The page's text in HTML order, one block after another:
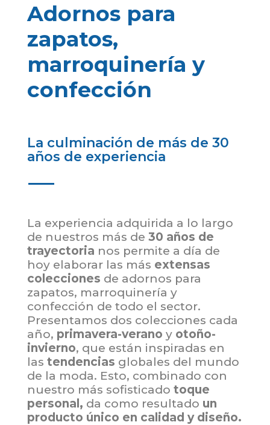
Adornos para
zapatos,
marroquinería y
confección
La culminación de más de 30
años de experiencia
La experiencia adquirida a lo largo
de nuestros más de 30 años de
trayectoria nos permite a día de
hoy elaborar las más extensas
colecciones de adornos para
zapatos, marroquinería y
confección de todo el sector.
Presentamos dos colecciones cada
año, primavera-verano y otoño-
invierno, que están inspiradas en
las tendencias globales del mundo
de la moda. Esto, combinado con
nuestro más sofisticado toque
personal, da como resultado un
producto único en calidad y diseño.